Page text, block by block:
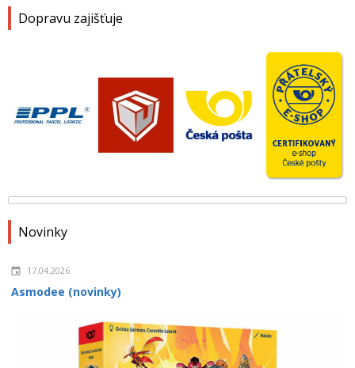
Dopravu zajišťuje
Novinky
17.04.2026
Asmodee (novinky)